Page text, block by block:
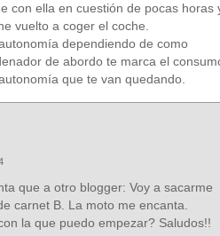
con ella en cuestión de pocas horas
vuelto a coger el coche.
dependiendo de como
de abordo te marca el
que te van quedando.
que a otro blogger: Voy a sacarme
carnet B. La moto me encanta.
la que puedo empezar? Saludos!!